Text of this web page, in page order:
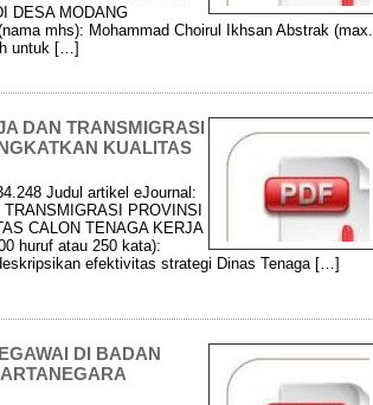
DESA MODANG
mhs): Mohammad Choirul Ikhsan Abstrak (max.
untuk […]
DAN TRANSMIGRASI
KUALITAS
Judul artikel eJournal:
PROVINSI
CALON TENAGA KERJA
huruf atau 250 kata):
efektivitas strategi Dinas Tenaga […]
DI BADAN